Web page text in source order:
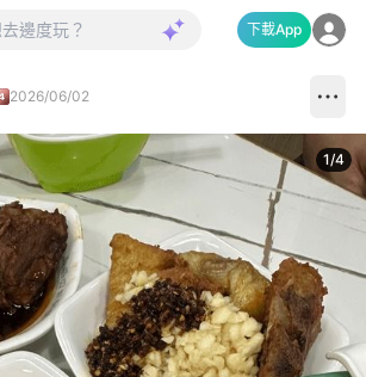
下載App
2026/06/02
1/4